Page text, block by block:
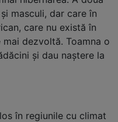
masculi, dar care în
care nu există în
dezvoltă. Toamna o
şi dau naştere la
în regiunile cu climat